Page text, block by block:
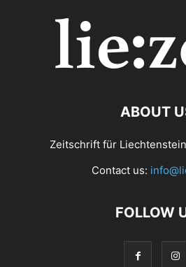
ABOUT
Zeitschrift für
Contact us:
FOLLOW